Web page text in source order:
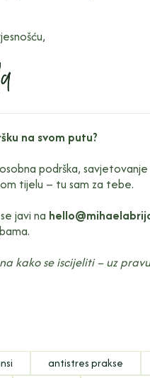
na svom putu?
podrška,
tijelu – tu sam za tebe.
javi na
kako se iscijeliti – uz
antistres prakse